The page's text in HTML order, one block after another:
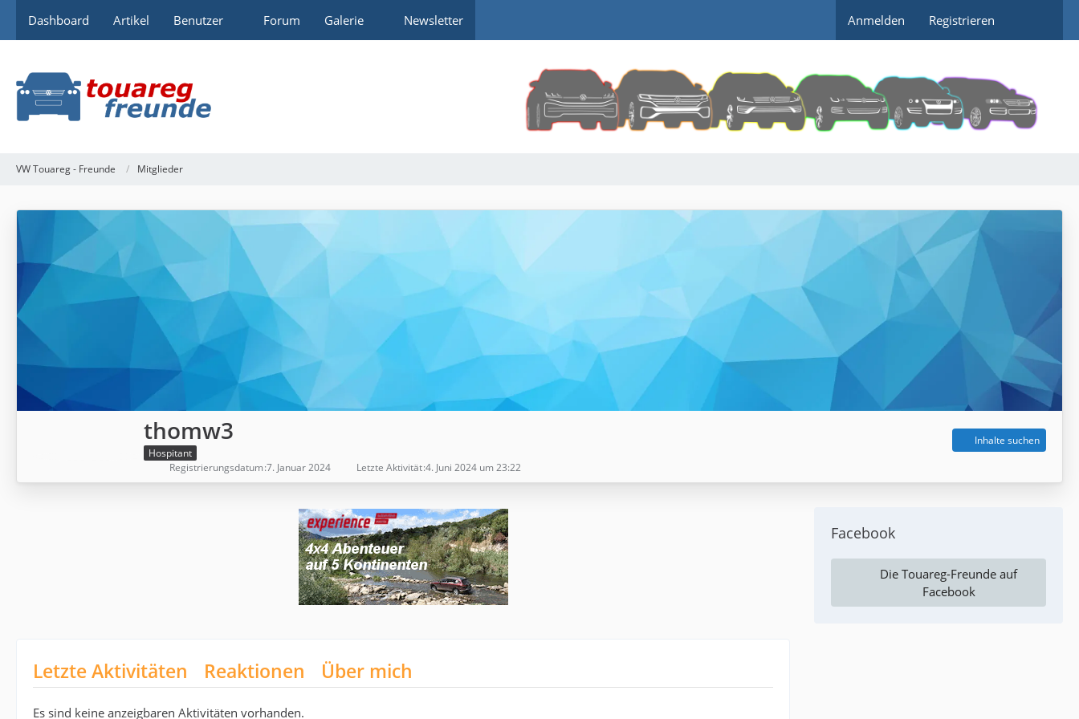
Dashboard Artikel Benutzer Forum Galerie Newsletter Anmelden Registrieren
VW Touareg - Freunde Mitglieder
thomw3
Hospitant
Inhalte suchen
Registrierungsdatum 7. Januar 2024 Letzte Aktivität 4. Juni 2024 um 23:22
Letzte Aktivitäten Reaktionen Über mich
Es sind keine anzeigbaren Aktivitäten vorhanden.
Facebook
Die Touareg-Freunde auf
Facebook